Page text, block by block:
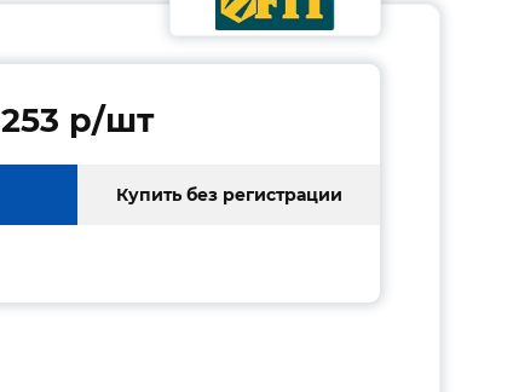
253 p/шт
Купить без регистрации